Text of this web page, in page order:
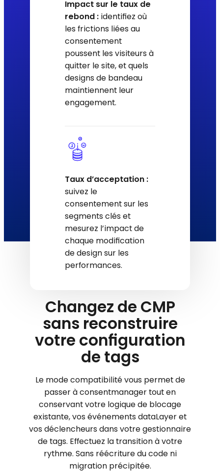
Impact sur le taux de
rebond : identifiez où
les frictions liées au
consentement
poussent les visiteurs à
quitter le site, et quels
designs de bandeau
maintiennent leur
engagement.
Taux d’acceptation :
suivez le
consentement sur les
segments clés et
mesurez l’impact de
chaque modification
de design sur les
performances.
Changez de CMP
sans reconstruire
votre configuration
de tags
Le mode compatibilité vous permet de
passer à consentmanager tout en
conservant votre logique de blocage
existante, vos événements dataLayer et
vos déclencheurs dans votre gestionnaire
de tags. Effectuez la transition à votre
rythme. Sans réécriture du code ni
migration précipitée.